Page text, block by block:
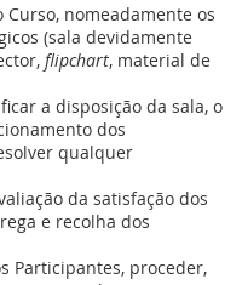
nomeadamente os
(sala devidamente
flipchart, material de
a disposição da sala, o
dos
qualquer
da satisfação dos
e recolha dos
Participantes, proceder,